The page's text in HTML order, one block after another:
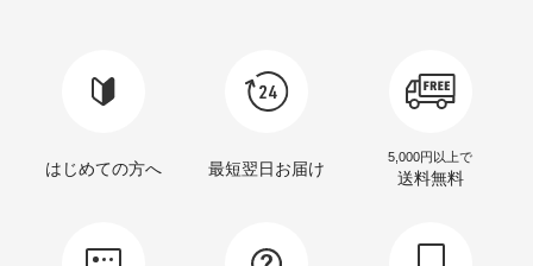
はじめての方へ 最短翌日お届け
5,000円以上で
送料無料